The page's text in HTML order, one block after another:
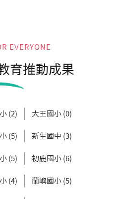
EVERYONE
育推動成果
(2) 大王國小 (0)
(5) 新生國中 (3)
(5) 初鹿國小 (6)
(4) 蘭嶼國小 (5)